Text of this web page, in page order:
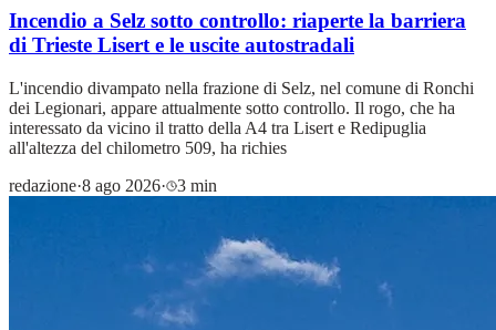
Incendio a Selz sotto controllo: riaperte la barriera
di Trieste Lisert e le uscite autostradali
L'incendio divampato nella frazione di Selz, nel comune di Ronchi
dei Legionari, appare attualmente sotto controllo. Il rogo, che ha
interessato da vicino il tratto della A4 tra Lisert e Redipuglia
all'altezza del chilometro 509, ha richies
redazione·8 ago 2026· 3 min